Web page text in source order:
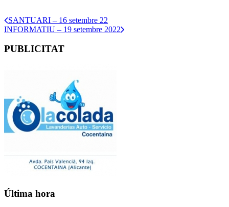
SANTUARI – 16 setembre 22
INFORMATIU – 19 setembre 2022
PUBLICITAT
Última hora